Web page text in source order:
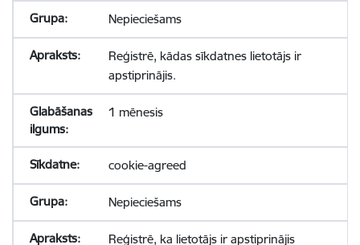
Nepieciešams
Reģistrē, kādas sīkdatnes lietotājs ir
apstiprinājis.
1 mēnesis
cookie-agreed
Nepieciešams
Reģistrē, ka lietotājs ir apstiprinājis